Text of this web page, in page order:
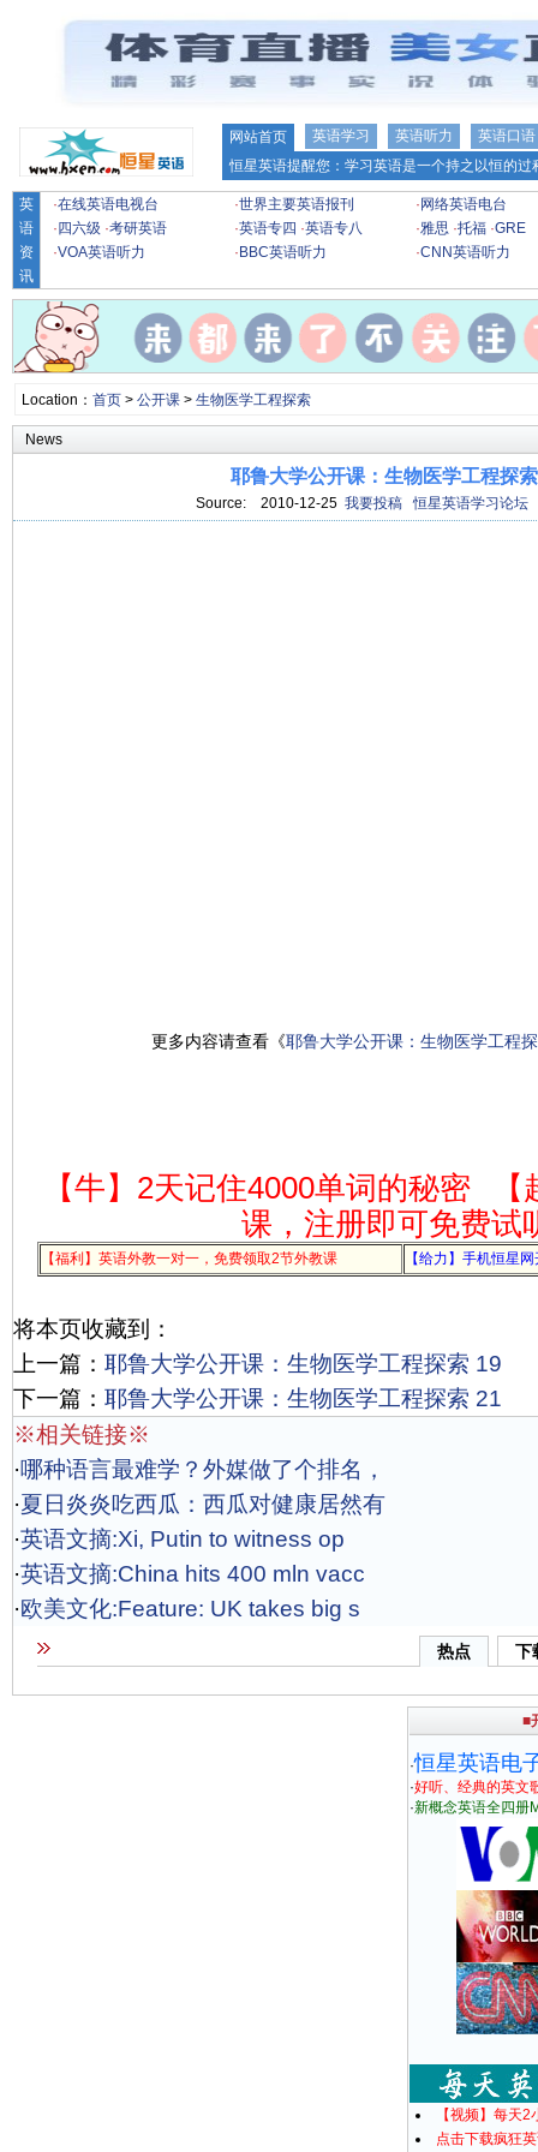
网站首页 英语学习 英语听力
英语口语
恒星英语提醒您：学习英语是一个持之以恒的
英
语
资
讯
·在线英语电视台 ·世界主要英语报刊 · 网络英语电台
· 四六级 ·考研英语 ·英语专四 ·英语专八 ·雅思 ·托福 ·GRE
·VOA英语听力 · BBC英语听力 ·CNN英语听力
Location： 首页> 公开课> 生物医学工程探索
News
耶鲁大学公开课：生物医学工程探
Source: 2010-12-25 我要投稿 恒星英语学习论坛
更多内容请查看《耶鲁大学公开课：生物医学工程
【牛】2天记住4000单词的秘密
课，注册即可免费试
【福利】英语外教一对一，免费领取2节外教课 【给力】手机恒星
将本页收藏到：
上一篇： 耶鲁大学公开课：生物医学工程探索 19
下一篇： 耶鲁大学公开课：生物医学工程探索 21
※相关链接※
·哪种语言最难学？外媒做了个排名，
·夏日炎炎吃西瓜：西瓜对健康居然有
·英语文摘:Xi, Putin to witness op
·英语文摘:China hits 400 mln vacc
·欧美文化:Feature: UK takes big s
热点 下
■
·恒星英语电
·好听、经典的英文
·新概念英语全四册
【视频】每天
点击下载疯狂